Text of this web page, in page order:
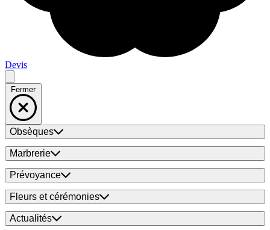
Devis
Fermer
Obsèques
Marbrerie
Prévoyance
Fleurs et cérémonies
Actualités